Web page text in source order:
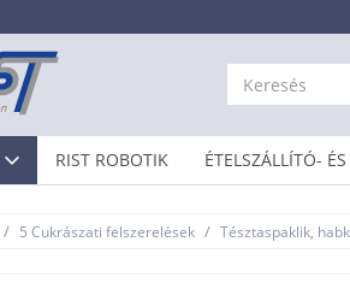
RIST ROBOTIK ÉTELSZÁLLÍTÓ-
/ 5 Cukrászati felszerelések / Tésztaspaklik,